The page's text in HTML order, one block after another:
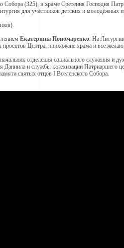
(325), в храме Сретения Господня
для участников детских и молодёжных
Екатерины Пономаренко. На
Центра, прихожане храма и все
отделения социального служения и
Даниила и службы катехизации Патриаршего
святых отцов I Вселенского Собора.